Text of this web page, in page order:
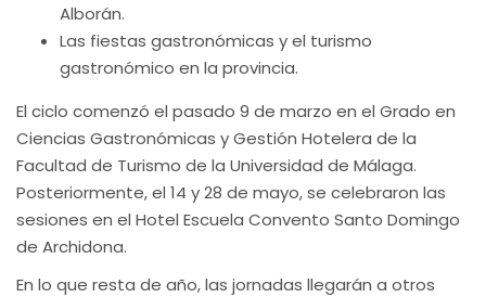
Alborán.
Las fiestas gastronómicas y el turismo
gastronómico en la provincia.
El ciclo comenzó el pasado 9 de marzo en el Grado en
Ciencias Gastronómicas y Gestión Hotelera de la
Facultad de Turismo de la Universidad de Málaga.
Posteriormente, el 14 y 28 de mayo, se celebraron las
sesiones en el Hotel Escuela Convento Santo Domingo
de Archidona.
En lo que resta de año, las jornadas llegarán a otros